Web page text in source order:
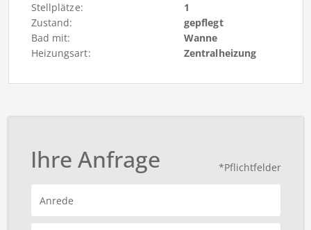
Stellplätze:
1
Zustand:
gepflegt
Bad mit:
Wanne
Heizungsart:
Zentralheizung
*Pflichtfelder
Ihre Anfrage
Anrede